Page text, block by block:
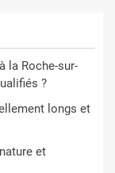
la Roche-sur-
?
longs et
et